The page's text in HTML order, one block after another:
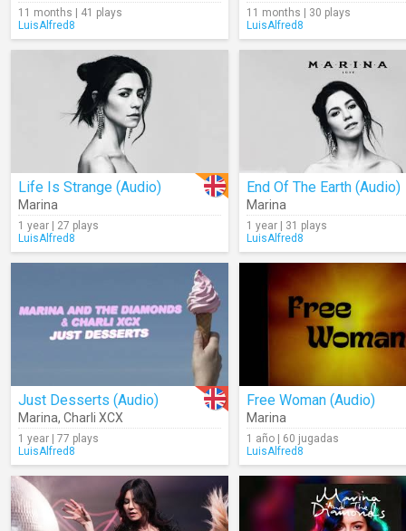
11 months | 41 plays
LuisAlfred8
11 months | 30 plays
LuisAlfred8
Life Is Strange (Audio)
Marina
1 year | 27 plays
LuisAlfred8
End Of The Earth (Audio)
Marina
1 year | 31 plays
LuisAlfred8
Just Desserts (Audio)
Marina, Charli XCX
1 year | 77 plays
LuisAlfred8
Free Woman (Audio)
Marina
1 año | 60 jugadas
LuisAlfred8